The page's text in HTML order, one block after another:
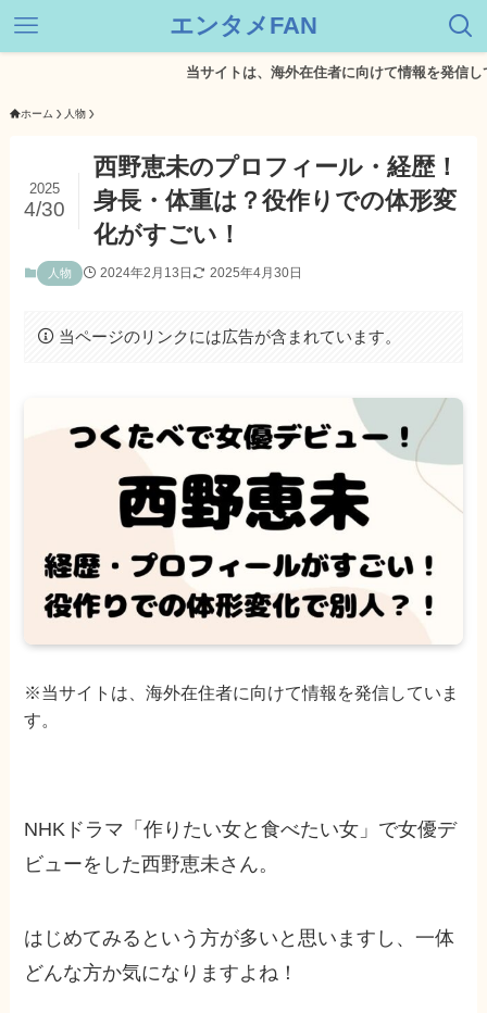
エンタメFAN
当サイトは、海外在住者に向けて情報を発信しています
ホーム 人物
西野恵未のプロフィール・経歴！
身長・体重は？役作りでの体形変
化がすごい！
2025
4/30
人物 2024年2月13日 2025年4月30日
当ページのリンクには広告が含まれています。
※当サイトは、海外在住者に向けて情報を発信していま
す。
NHKドラマ「作りたい女と食べたい女」で女優デ
ビューをした西野恵未さん。
はじめてみるという方が多いと思いますし、一体
どんな方か気になりますよね！